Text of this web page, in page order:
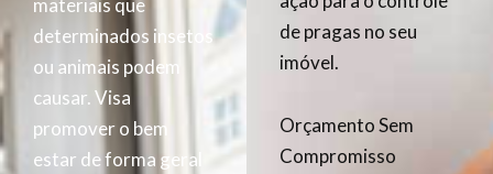
determinados insetos
ou animais podem
causar. Visa
promover o bem
estar de forma geral
de pragas no seu
imóvel.
Orçamento Sem
Compromisso